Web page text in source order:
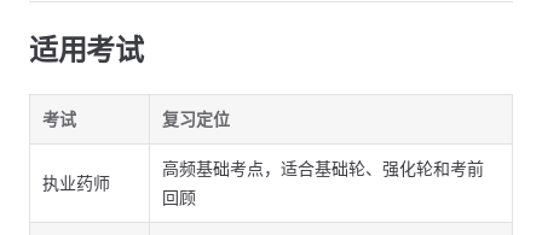
适用考试
考试 复习定位
执业药师
高频基础考点，适合基础轮、强化轮和考前
回顾